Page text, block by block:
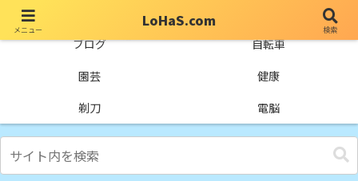
ブログ
自転車
園芸
健康
剃刀
電脳
メニュー
LoHaS.com
検索